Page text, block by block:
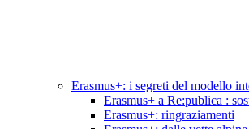
Erasmus+: i segreti del modello
Erasmus+ a Re:publica :
Erasmus+: ringraziamenti